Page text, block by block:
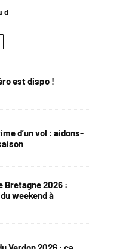
est dispo !
d’un vol : aidons-
Bretagne 2026 :
weekend à